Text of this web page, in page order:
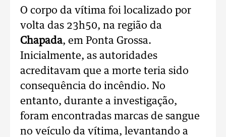
O corpo da vítima foi localizado por
volta das 23h50, na região da
Chapada, em Ponta Grossa.
Inicialmente, as autoridades
acreditavam que a morte teria sido
consequência do incêndio. No
entanto, durante a investigação,
foram encontradas marcas de sangue
no veículo da vítima, levantando a